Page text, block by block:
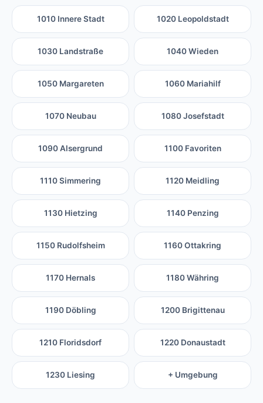
1010 Innere Stadt 1020 Leopoldstadt
1030 Landstraße 1040 Wieden
1050 Margareten 1060 Mariahilf
1070 Neubau 1080 Josefstadt
1090 Alsergrund 1100 Favoriten
1110 Simmering 1120 Meidling
1130 Hietzing 1140 Penzing
1150 Rudolfsheim 1160 Ottakring
1170 Hernals 1180 Währing
1190 Döbling 1200 Brigittenau
1210 Floridsdorf 1220 Donaustadt
1230 Liesing + Umgebung